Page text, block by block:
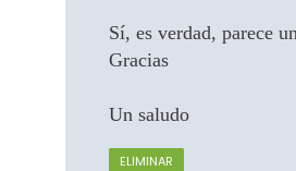
Sí, es verdad, parece
Gracias
Un saludo
ELIMINAR